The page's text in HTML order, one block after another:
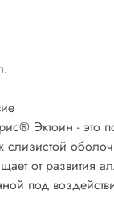
Эктоин - это
слизистой
от развития
под